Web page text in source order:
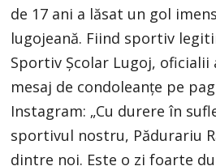
de 17 ani a lăsat un gol
lugojeană. Fiind sportiv
Sportiv Școlar Lugoj, oficialii
mesaj de condoleanțe pe
Instagram: „Cu durere în
sportivul nostru, Pădurariu
dintre noi. Este o zi foarte